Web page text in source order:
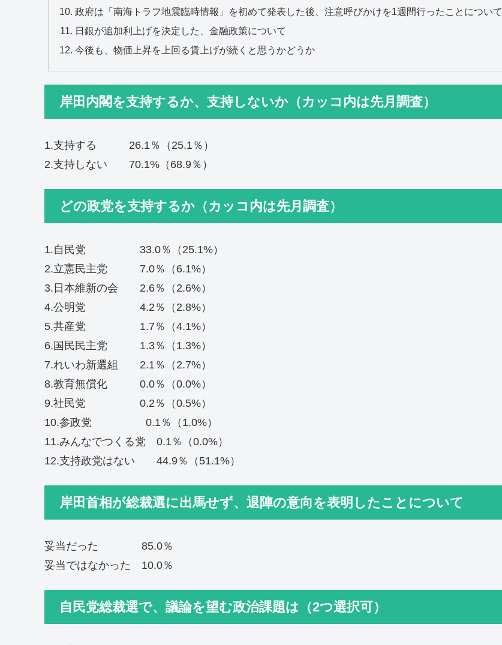
政府は「南海トラフ地震臨時情報」を初めて発表した後、注意呼びかけを1週間行ったことについて
日銀が追加利上げを決定した、金融政策について
今後も、物価上昇を上回る賃上げが続くと思うかどうか
岸田内閣を支持するか、支持しないか（カッコ内は先月調査）
1.支持する 26.1％（25.1％）
2.支持しない 70.1%（68.9％）
どの政党を支持するか（カッコ内は先月調査）
1.自民党 33.0％（25.1%）
2.立憲民主党 7.0％（6.1%）
3.日本維新の会 2.6％（2.6%）
4.公明党 4.2％（2.8%）
5.共産党 1.7％（4.1%）
6.国民民主党 1.3％（1.3%）
7.れいわ新選組 2.1％（2.7%）
8.教育無償化 0.0％（0.0%）
9.社民党 0.2％（0.5%）
10.参政党 0.1％（1.0%）
11.みんなでつくる党 0.1％（0.0%）
12.支持政党はない 44.9％（51.1%）
岸田首相が総裁選に出馬せず、退陣の意向を表明したことについて
妥当だった 85.0％
妥当ではなかった 10.0％
自民党総裁選で、議論を望む政治課題は（2つ選択可）